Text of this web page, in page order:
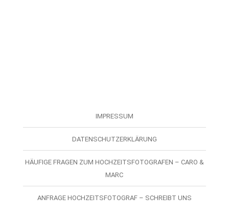
IMPRESSUM
DATENSCHUTZERKLÄRUNG
HÄUFIGE FRAGEN ZUM HOCHZEITSFOTOGRAFEN – CARO &
MARC
ANFRAGE HOCHZEITSFOTOGRAF – SCHREIBT UNS